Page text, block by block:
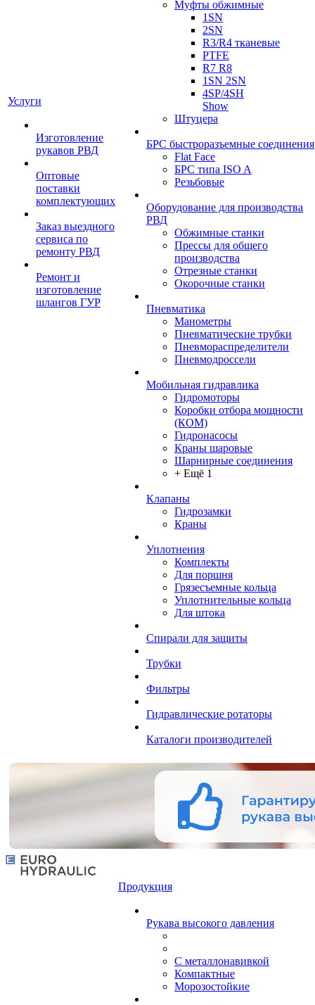
Услуги
Изготовление
рукавов РВД
Оптовые
поставки
комплектующих
Заказ выездного
сервиса по
ремонту РВД
Ремонт и
изготовление
шлангов ГУР
Муфты обжимные
1SN
2SN
R3/R4 тканевые
PTFE
R7 R8
1SN 2SN
4SP/4SH
Show
Штуцера
БРС быстроразъемные соединения
Flat Face
БРС типа ISO A
Резьбовые
Оборудование для производства
РВД
Обжимные станки
Прессы для общего
производства
Отрезные станки
Окорочные станки
Пневматика
Манометры
Пневматические трубки
Пневмораспределители
Пневмодроссели
Мобильная гидравлика
Гидромоторы
Коробки отбора мощности
(КОМ)
Гидронасосы
Краны шаровые
Шарнирные соединения
+ Ещё 1
Клапаны
Гидрозамки
Краны
Уплотнения
Комплекты
Для поршня
Грязесъемные кольца
Уплотнительные кольца
Для штока
Спирали для защиты
Трубки
Фильтры
Гидравлические ротаторы
Каталоги производителей
Продукция
Рукава высокого давления
С металлонавивкой
Компактные
Морозостойкие